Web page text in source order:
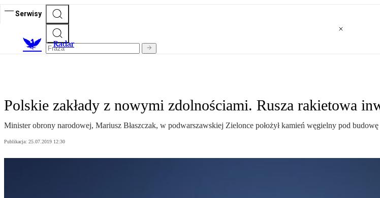
Serwisy
Radar
Polskie zakłady z nowymi zdolnościami. Rusza rakietowa
Minister obrony narodowej, Mariusz Błaszczak, w podwarszawskiej Zielonce położył kamień węgielny pod
Publikacja: 25.07.2019 12:30